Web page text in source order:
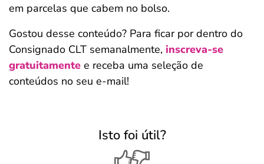
em parcelas que cabem no bolso.
Gostou desse conteúdo? Para ficar por dentro do
Consignado CLT semanalmente, inscreva-se
gratuitamente e receba uma seleção de
conteúdos no seu e-mail!
Isto foi útil?